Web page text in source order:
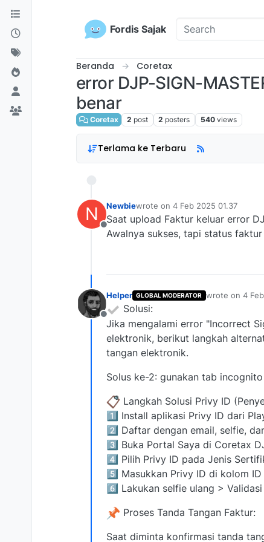
Skip to content
Fordis Sajak
Beranda Coretax
error DJP-SIGN-
benar
Coretax 2 post 2 posters 540 views
Terlama ke Terbaru
N
Offline
Newbiewrote on 4 Feb 2025 01.37
last edited by
Saat upload Faktur keluar error
Awalnya sukses, tapi status
Offline
Helper GLOBAL MODERATOR wrote on 4
last edited by
Solusi:
Jika mengalami error "Incorrect
elektronik, berikut langkah
tangan elektronik.
Solus ke-2: gunakan tab
Langkah Solusi Privy ID
1️⃣ Install aplikasi Privy ID dari
2️⃣ Daftar dengan email, selfie,
3️⃣ Buka Portal Saya di Coretax
4️⃣ Pilih Privy ID pada Jenis
5️⃣ Masukkan Privy ID di kolom ID
6️⃣ Lakukan selfie ulang >
Proses Tanda Tangan Faktur:
Saat diminta konfirmasi tanda